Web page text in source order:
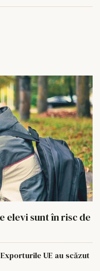
elevi sunt în risc de
UE au scăzut